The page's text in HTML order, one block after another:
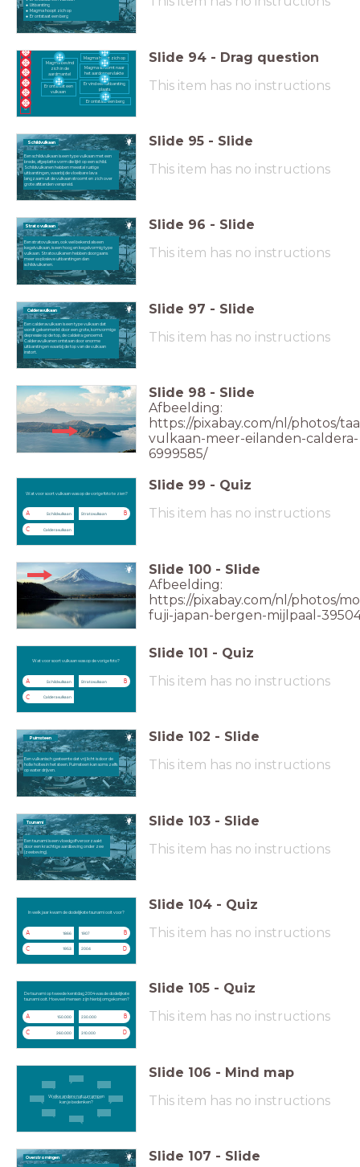
Uitbarsting
Magma hoopt zich op
Er ontstaat een berg
1
2
3
4
6
Magma hoopt zich op
Magma stroomt naar
het aardoppervlakte
Er vind een uitbarsting
plaats
Er ontstaat een berg
Magma bevind
zich in de
aardmantel
Er ontstaat een
vulkaan
Slide 94 - Drag question
This item has no instructions
Schildvulkaan
Een schildvulkaan is een type vulkaan met een
brede, afgeplatte vorm die lijkt op een schild.
Schildvulkanen hebben meestal rustige
uitbarstingen, waarbij de vloeibare lava
langzaam uit de vulkaan stroomt en zich over
grote afstanden verspreid.
Slide 95 - Slide
This item has no instructions
Stratovulkaan
Een stratovulkaan, ook wel bekend als een
kegelvulkaan, is een hoog en kegelvormig type
vulkaan. Stratovulkanen hebben doorgaans
meer explosieve uitbarstingen dan
schildvulkanen.
Slide 96 - Slide
This item has no instructions
Calderavulkaan
Een calderavulkaan is een type vulkaan dat
wordt gekenmerkt door een grote, komvormige
depressie op de top, de caldeira genoemd.
Calderavulkanen ontstaan door enorme
uitbarstingen waarbij de top van de vulkaan
instort.
Slide 97 - Slide
This item has no instructions
Slide 98 - Slide
Afbeelding:
https://pixabay.com/nl/photos/
vulkaan-meer-eilanden-caldera-
6999585/
foto te zien?
Wat voor soort vulkaan was op de vorige foto te zien?
A Schildvulkaan B
Stratovulkaan
C Calderavulkaan
Slide 99 - Quiz
This item has no instructions
Slide 100 - Slide
Afbeelding:
https://pixabay.com/nl/photos/
fuji-japan-bergen-mijlpaal-
Wat voor soort vulkaan was op de vorige foto?
A Schildvulkaan B
Stratovulkaan
C Calderavulkaan
Slide 101 - Quiz
This item has no instructions
Puimsteen
Een vulkanisch gesteente dat vrij licht is door de
holle holtes in het steen. Puimsteen kan soms zelfs
op water drijven.
Slide 102 - Slide
This item has no instructions
Tsunami
Een tsunami is een vloedgolf veroorzaakt
door een krachtige aardbeving onder zee
(zeebeving).
Slide 103 - Slide
This item has no instructions
In welk jaar kwam de dodelijkste tsunami ooit voor?
A 1866 B
1907
C 1953 D
2004
Slide 104 - Quiz
This item has no instructions
De tsunami op tweede kerstdag 2004 was de dodelijkste
tsunami ooit. Hoeveel mensen zijn hierbij omgekomen?
A 150.000 B
230.000
C 260.000 D
310.000
Slide 105 - Quiz
This item has no instructions
Welke andere natuurrampen
kan je bedenken?
Welke andere natuurrampen kan je bedenken?
Slide 106 - Mind map
This item has no instructions
Overstromingen Slide 107 - Slide